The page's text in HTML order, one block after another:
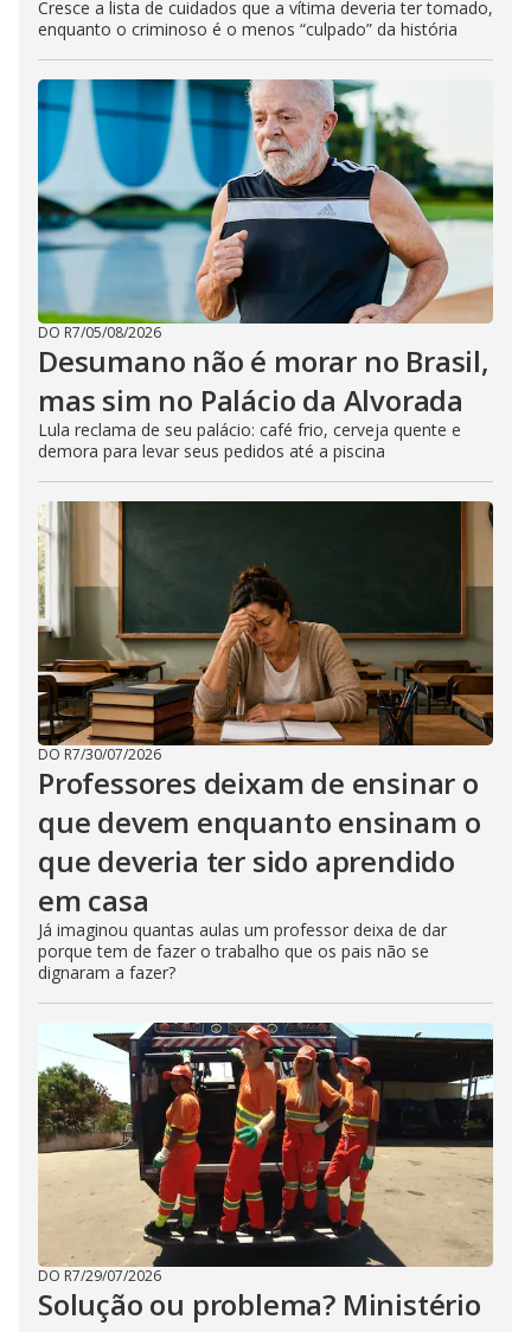
Cresce a lista de cuidados que a vítima deveria ter tomado,
enquanto o criminoso é o menos “culpado” da história
DO R7/05/08/2026
Desumano não é morar no Brasil,
mas sim no Palácio da Alvorada
Lula reclama de seu palácio: café frio, cerveja quente e
demora para levar seus pedidos até a piscina
DO R7/30/07/2026
Professores deixam de ensinar o
que devem enquanto ensinam o
que deveria ter sido aprendido
em casa
Já imaginou quantas aulas um professor deixa de dar
porque tem de fazer o trabalho que os pais não se
dignaram a fazer?
DO R7/29/07/2026
Solução ou problema? Ministério